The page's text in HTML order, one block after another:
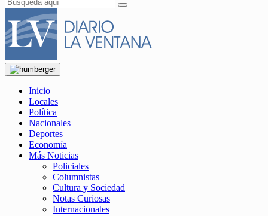
Inicio
Locales
Política
Nacionales
Deportes
Economía
Más Noticias
Policiales
Columnistas
Cultura y Sociedad
Notas Curiosas
Internacionales